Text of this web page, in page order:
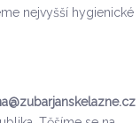
nejvyšší hygienické